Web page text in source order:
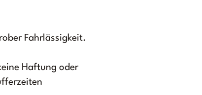
Fahrlässigkeit.
Haftung oder